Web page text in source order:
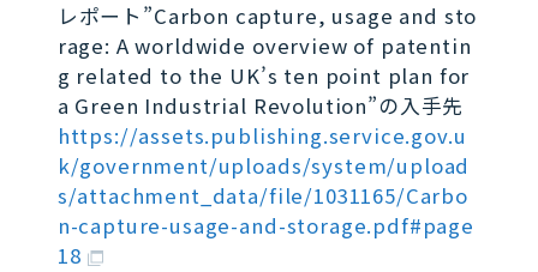
レポート”Carbon capture, usage and sto
rage: A worldwide overview of patentin
g related to the UK’s ten point plan for
a Green Industrial Revolution”の入手先
https://assets.publishing.service.gov.u
k/government/uploads/system/upload
s/attachment_data/file/1031165/Carbo
n-capture-usage-and-storage.pdf#page
18